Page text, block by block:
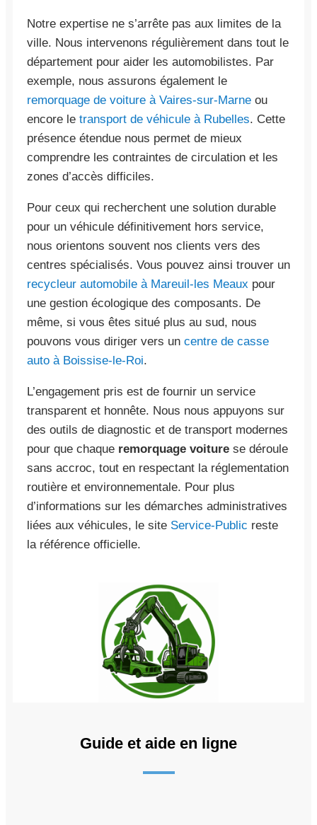
Notre expertise ne s’arrête pas aux limites de la
ville. Nous intervenons régulièrement dans tout le
département pour aider les automobilistes. Par
exemple, nous assurons également le
remorquage de voiture à Vaires-sur-Marne ou
encore le transport de véhicule à Rubelles. Cette
présence étendue nous permet de mieux
comprendre les contraintes de circulation et les
zones d’accès difficiles.
Pour ceux qui recherchent une solution durable
pour un véhicule définitivement hors service,
nous orientons souvent nos clients vers des
centres spécialisés. Vous pouvez ainsi trouver un
recycleur automobile à Mareuil-les Meaux pour
une gestion écologique des composants. De
même, si vous êtes situé plus au sud, nous
pouvons vous diriger vers un centre de casse
auto à Boissise-le-Roi.
L’engagement pris est de fournir un service
transparent et honnête. Nous nous appuyons sur
des outils de diagnostic et de transport modernes
pour que chaque remorquage voiture se déroule
sans accroc, tout en respectant la réglementation
routière et environnementale. Pour plus
d’informations sur les démarches administratives
liées aux véhicules, le site Service-Public reste
la référence officielle.
Guide et aide en ligne